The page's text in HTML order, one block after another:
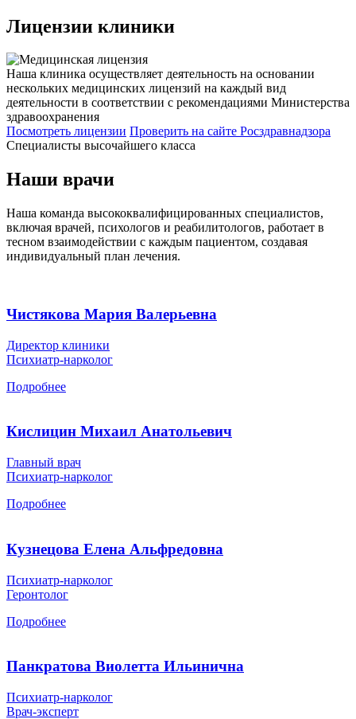
Лицензии клиники
Наша клиника осуществляет деятельность на основании
нескольких медицинских лицензий на каждый вид
деятельности в соответствии с рекомендациями Министерства
здравоохранения
Посмотреть лицензии Проверить на сайте Росздравнадзора
Специалисты высочайшего класса
Наши врачи
Наша команда высококвалифицированных специалистов,
включая врачей, психологов и реабилитологов, работает в
тесном взаимодействии с каждым пациентом, создавая
индивидуальный план лечения.
Чистякова Мария Валерьевна
Директор клиники
Психиатр-нарколог
Подробнее
Кислицин Михаил Анатольевич
Главный врач
Психиатр-нарколог
Подробнее
Кузнецова Елена Альфредовна
Психиатр-нарколог
Геронтолог
Подробнее
Панкратова Виолетта Ильинична
Психиатр-нарколог
Врач-эксперт